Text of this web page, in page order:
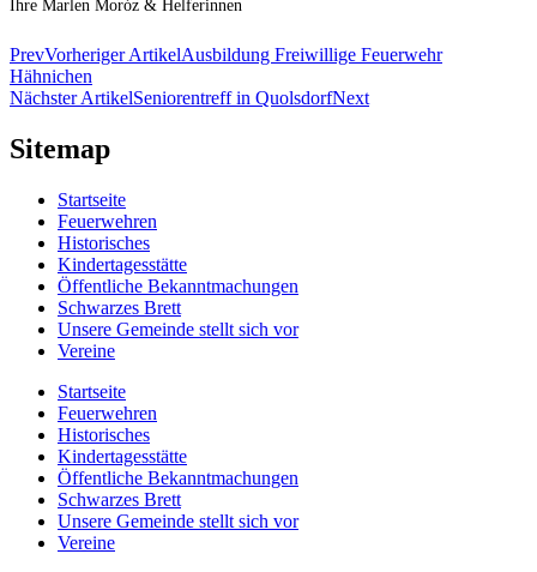
Ihre Marlen Moróz & Helferinnen
PrevVorheriger ArtikelAusbildung Freiwillige Feuerwehr
Hähnichen
Nächster ArtikelSeniorentreff in QuolsdorfNext
Sitemap
Startseite
Feuerwehren
Historisches
Kindertagesstätte
Öffentliche Bekanntmachungen
Schwarzes Brett
Unsere Gemeinde stellt sich vor
Vereine
Startseite
Feuerwehren
Historisches
Kindertagesstätte
Öffentliche Bekanntmachungen
Schwarzes Brett
Unsere Gemeinde stellt sich vor
Vereine